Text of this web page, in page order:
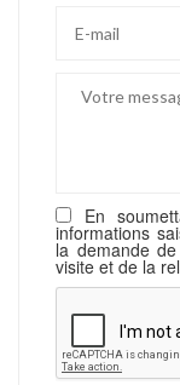
En
informations
la demande
visite et de la